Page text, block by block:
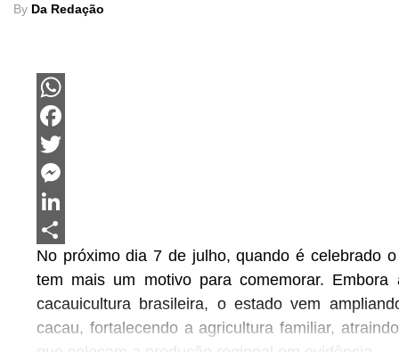
By Da Redação
WhatsApp
Facebook
Twitter
Messenger
LinkedIn
Share
No próximo dia 7 de julho, quando é celebrado
tem mais um motivo para comemorar.
cacauicultura brasileira, o estado vem
cacau, fortalecendo a agricultura familiar,